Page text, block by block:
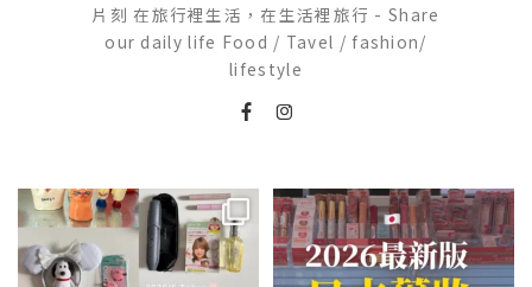
片刻 在旅行裡生活，在生活裡旅行 - Share
our daily life Food / Tavel / fashion/
lifestyle
💭留言「免費」傳日本藥妝店/百
貨/機場/Donki/折價券給你...
531 49
2026🇯🇵日本藥妝店必買什麼
日本最近紅什麼？...
123 20